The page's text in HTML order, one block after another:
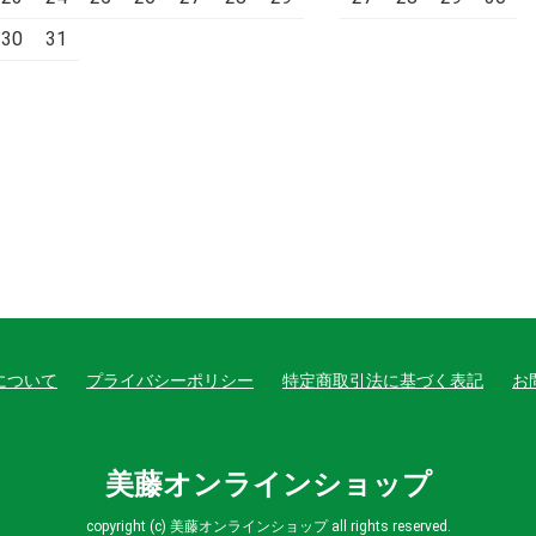
30
31
ついて プライバシーポリシー 特定商取引法に基づく表記 お
美藤オンラインショップ
copyright (c) 美藤オンラインショップ all rights reserved.